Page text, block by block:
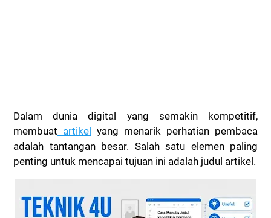
Dalam dunia digital yang semakin kompetitif,
membuat artikel
yang menarik perhatian pembaca
adalah tantangan besar. Salah satu elemen paling
penting untuk mencapai tujuan ini adalah judul artikel.